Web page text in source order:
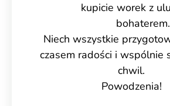
kupicie worek z
bohaterem.
Niech wszystkie
czasem radości i wspólnie
chwil.
Powodzenia!